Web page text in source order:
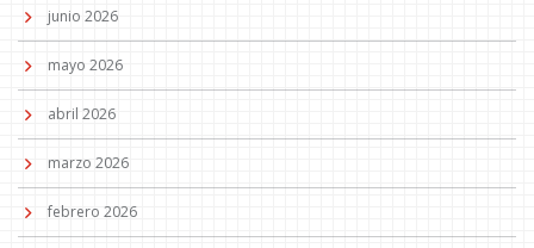
junio 2026
mayo 2026
abril 2026
marzo 2026
febrero 2026